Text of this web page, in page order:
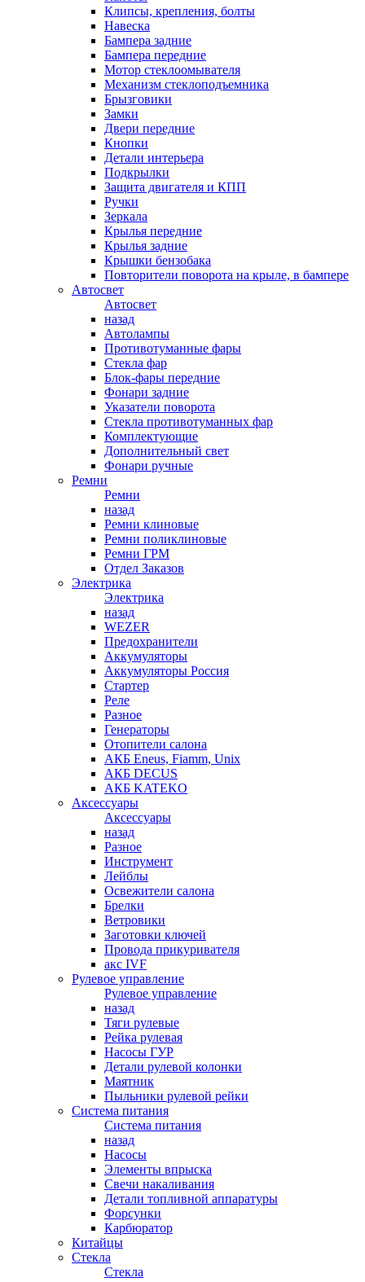
Клипсы, крепления, болты
Навеска
Бампера задние
Бампера передние
Мотор стеклоомывателя
Механизм стеклоподъемника
Брызговики
Замки
Двери передние
Кнопки
Детали интерьера
Подкрылки
Защита двигателя и КПП
Ручки
Зеркала
Крылья передние
Крылья задние
Крышки бензобака
Повторители поворота на крыле, в бампере
Автосвет
Автосвет
назад
Автолампы
Противотуманные фары
Стекла фар
Блок-фары передние
Фонари задние
Указатели поворота
Стекла противотуманных фар
Комплектующие
Дополнительный свет
Фонари ручные
Ремни
Ремни
назад
Ремни клиновые
Ремни поликлиновые
Ремни ГРМ
Отдел Заказов
Электрика
Электрика
назад
WEZER
Предохранители
Аккумуляторы
Аккумуляторы Россия
Стартер
Реле
Разное
Генераторы
Отопители салона
АКБ Eneus, Fiamm, Unix
АКБ DECUS
АКБ KATEKO
Аксессуары
Аксессуары
назад
Разное
Инструмент
Лейблы
Освежители салона
Брелки
Ветровики
Заготовки ключей
Провода прикуривателя
акс IVF
Рулевое управление
Рулевое управление
назад
Тяги рулевые
Рейка рулевая
Насосы ГУР
Детали рулевой колонки
Маятник
Пыльники рулевой рейки
Система питания
Система питания
назад
Насосы
Элементы впрыска
Свечи накаливания
Детали топливной аппаратуры
Форсунки
Карбюратор
Китайцы
Стекла
Стекла